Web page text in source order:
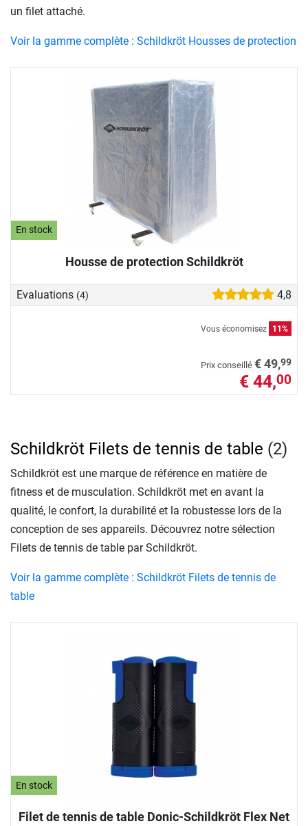
En stock
Housse de protection Schildkröt
Evaluations (4) 4,8
Vous économisez 11%
Prix conseillé € 49,99
€ 44,00
un filet attaché.
Voir la gamme complète : Schildkröt Housses de protection
En stock
Filet de tennis de table Donic-Schildkröt Flex Net
Schildkröt Filets de tennis de table (2)
Schildkröt est une marque de référence en matière de
fitness et de musculation. Schildkröt met en avant la
qualité, le confort, la durabilité et la robustesse lors de la
conception de ses appareils. Découvrez notre sélection
Filets de tennis de table par Schildkröt.
Voir la gamme complète : Schildkröt Filets de tennis de
table